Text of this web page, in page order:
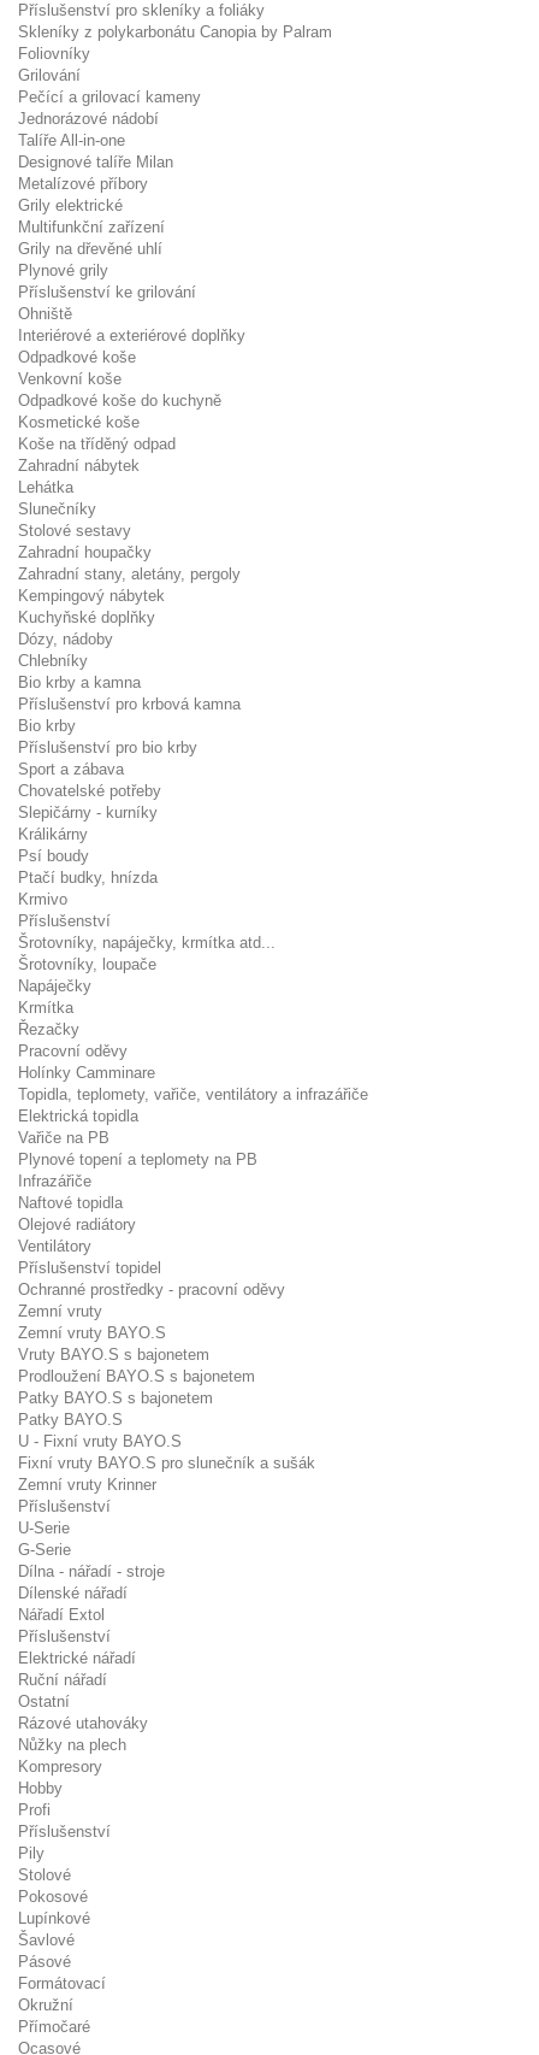
Příslušenství pro skleníky a foliáky
Skleníky z polykarbonátu Canopia by Palram
Foliovníky
Grilování
Pečící a grilovací kameny
Jednorázové nádobí
Talíře All-in-one
Designové talíře Milan
Metalízové příbory
Grily elektrické
Multifunkční zařízení
Grily na dřevěné uhlí
Plynové grily
Příslušenství ke grilování
Ohniště
Interiérové a exteriérové doplňky
Odpadkové koše
Venkovní koše
Odpadkové koše do kuchyně
Kosmetické koše
Koše na tříděný odpad
Zahradní nábytek
Lehátka
Slunečníky
Stolové sestavy
Zahradní houpačky
Zahradní stany, aletány, pergoly
Kempingový nábytek
Kuchyňské doplňky
Dózy, nádoby
Chlebníky
Bio krby a kamna
Příslušenství pro krbová kamna
Bio krby
Příslušenství pro bio krby
Sport a zábava
Chovatelské potřeby
Slepičárny - kurníky
Králikárny
Psí boudy
Ptačí budky, hnízda
Krmivo
Příslušenství
Šrotovníky, napáječky, krmítka atd...
Šrotovníky, loupače
Napáječky
Krmítka
Řezačky
Pracovní oděvy
Holínky Camminare
Topidla, teplomety, vařiče, ventilátory a infrazářiče
Elektrická topidla
Vařiče na PB
Plynové topení a teplomety na PB
Infrazářiče
Naftové topidla
Olejové radiátory
Ventilátory
Příslušenství topidel
Ochranné prostředky - pracovní oděvy
Zemní vruty
Zemní vruty BAYO.S
Vruty BAYO.S s bajonetem
Prodloužení BAYO.S s bajonetem
Patky BAYO.S s bajonetem
Patky BAYO.S
U - Fixní vruty BAYO.S
Fixní vruty BAYO.S pro slunečník a sušák
Zemní vruty Krinner
Příslušenství
U-Serie
G-Serie
Dílna - nářadí - stroje
Dílenské nářadí
Nářadí Extol
Příslušenství
Elektrické nářadí
Ruční nářadí
Ostatní
Rázové utahováky
Nůžky na plech
Kompresory
Hobby
Profi
Příslušenství
Pily
Stolové
Pokosové
Lupínkové
Šavlové
Pásové
Formátovací
Okružní
Přímočaré
Ocasové